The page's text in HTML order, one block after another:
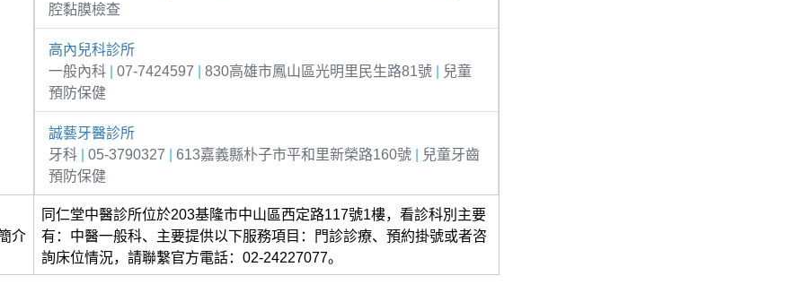
腔黏膜檢查
高內兒科診所
一般內科
07-7424597 830高雄市鳳山區光明里民生路81號
兒童
預防保健
誠藝牙醫診所
牙科
05-3790327 613嘉義縣朴子市平和里新榮路160號
兒童牙齒
預防保健
介
同仁堂中醫診所位於203基隆市中山區西定路117號1樓，看診科別主要
有：中醫一般科、主要提供以下服務項目：門診診療、預約掛號或者咨
詢床位情況，請聯繫官方電話：02-24227077。